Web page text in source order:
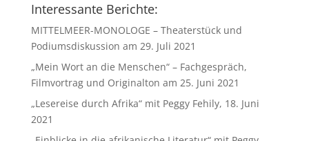
Interessante Berichte:
MITTELMEER-MONOLOGE – Theaterstück und
Podiumsdiskussion am 29. Juli 2021
„Mein Wort an die Menschen“ – Fachgespräch,
Filmvortrag und Originalton am 25. Juni 2021
„Lesereise durch Afrika“ mit Peggy Fehily, 18. Juni
2021